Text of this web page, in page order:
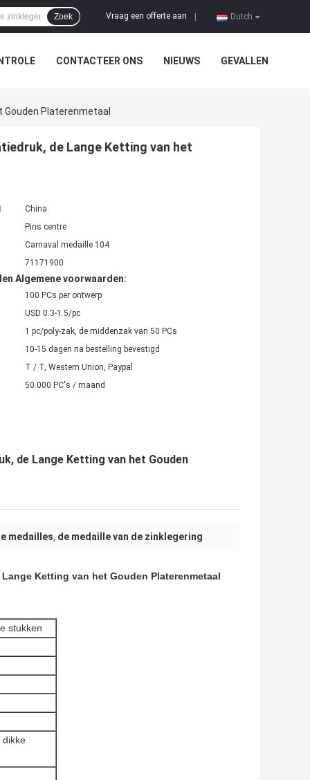
Dutch
Vraag een offerte aan
Zoek
CONTACTEER ONS NIEUWS GEVALLEN
Gouden Platerenmetaal
de Lange Ketting van het
China
Pins centre
Carnaval medaille 104
71171900
Algemene voorwaarden:
100 PCs per ontwerp
USD 0.3-1.5/pc
1 pc/poly-zak, de middenzak van 50 PCs
10-15 dagen na bestelling bevestigd
T / T, Western Union, Paypal
50.000 PC's / maand
de Lange Ketting van het Gouden
medailles, de medaille van de zinklegering
Ketting van het Gouden Platerenmetaal
stukken
dikke